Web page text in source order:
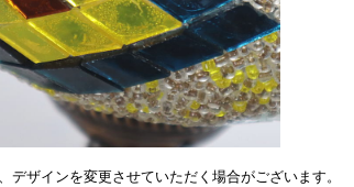
デザインを変更させていただく場合がございます。